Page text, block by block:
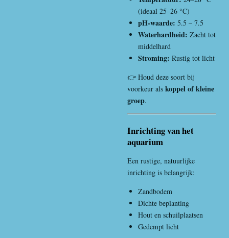
(ideaal 25–26 °C)
pH-waarde: 5.5 – 7.5
Waterhardheid: Zacht tot
middelhard
Stroming: Rustig tot licht
👉 Houd deze soort bij
voorkeur als koppel of kleine
groep.
Inrichting van het
aquarium
Een rustige, natuurlijke
inrichting is belangrijk:
Zandbodem
Dichte beplanting
Hout en schuilplaatsen
Gedempt licht